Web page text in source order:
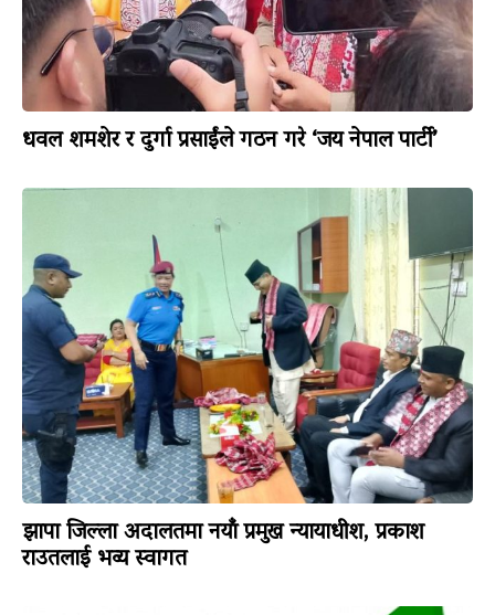
धवल शमशेर र दुर्गा प्रसाईंले गठन गरे ‘जय नेपाल पार्टी’
झापा जिल्ला अदालतमा नयाँ प्रमुख न्यायाधीश, प्रकाश
राउतलाई भव्य स्वागत